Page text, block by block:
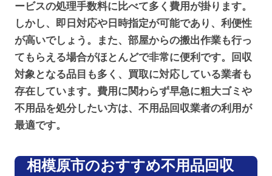
ービスの処理手数料に比べて多く費用が掛ります。
しかし、即日対応や日時指定が可能であり、利便性
が高いでしょう。また、部屋からの搬出作業も行っ
てもらえる場合がほとんどで非常に便利です。回収
対象となる品目も多く、買取に対応している業者も
存在しています。費用に関わらず早急に粗大ゴミや
不用品を処分したい方は、不用品回収業者の利用が
最適です。
相模原市のおすすめ不用品回収